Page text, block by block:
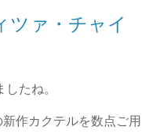
ツァ・チャイ
たね。
作カクテルを数点ご用